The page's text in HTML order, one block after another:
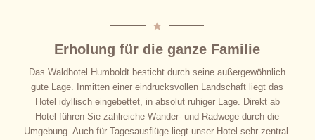
Erholung für die ganze Familie
Das Waldhotel Humboldt besticht durch seine außergewöhnlich
gute Lage. Inmitten einer eindrucksvollen Landschaft liegt das
Hotel idyllisch eingebettet, in absolut ruhiger Lage. Direkt ab
Hotel führen Sie zahlreiche Wander- und Radwege durch die
Umgebung. Auch für Tagesausflüge liegt unser Hotel sehr zentral.